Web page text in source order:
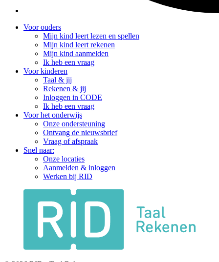
Voor ouders
Mijn kind leert lezen en spellen
Mijn kind leert rekenen
Mijn kind aanmelden
Ik heb een vraag
Voor kinderen
Taal & jij
Rekenen & jij
Inloggen in CODE
Ik heb een vraag
Voor het onderwijs
Onze ondersteuning
Ontvang de nieuwsbrief
Vraag of afspraak
Snel naar:
Onze locaties
Aanmelden & inloggen
Werken bij RID